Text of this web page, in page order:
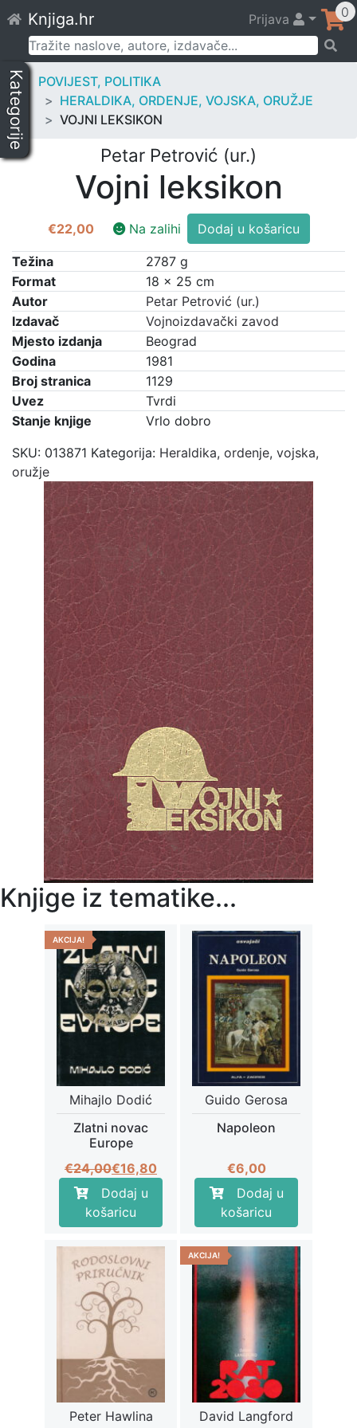
to
content
Knjiga.hr Prijava 0
Pretraži:
Kategorije
POVIJEST, POLITIKA
HERALDIKA, ORDENJE, VOJSKA, ORUŽJE
VOJNI LEKSIKON
Petar Petrović (ur.)
Vojni leksikon
€22,00 Na zalihi
Vojni
leksikon
količina
Dodaj u košaricu
Težina
2787 g
Format
18 × 25 cm
Autor
Petar Petrović (ur.)
Izdavač
Vojnoizdavački zavod
Mjesto izdanja
Beograd
Godina
1981
Broj stranica
1129
Uvez
Tvrdi
Stanje knjige
Vrlo dobro
SKU: 013871 Kategorija: Heraldika, ordenje, vojska,
oružje
Knjige iz tematike...
AKCIJA!
Mihajlo Dodić
Zlatni novac
Europe
€24,00Izvorna
cijena
bila
je:
€24,00.
€16,80
Trenutna
cijena
je:
€16,80.
Dodaj u
košaricu
Guido Gerosa
Napoleon
€6,00
Dodaj u
košaricu
Peter Hawlina
AKCIJA!
David Langford